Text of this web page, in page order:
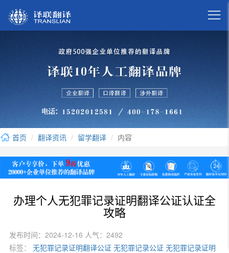

首页 翻译资讯 留学翻译 内容
办理个人无犯罪记录证明翻译公证认证全
攻略
发布时间：2024-12-16 人气：2492
标签：
无犯罪记录证明翻译公证无犯罪记录公证无犯罪记录证明